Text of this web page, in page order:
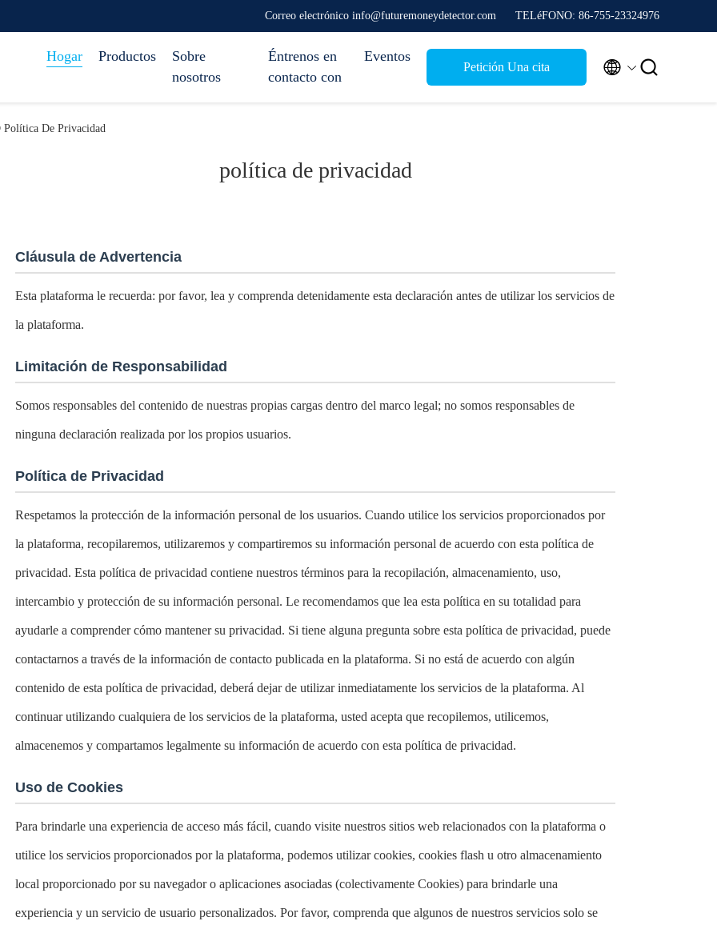
Correo electrónico info@futuremoneydetector.com TELéFONO: 86-755-23324976
Hogar Productos
Sobre
nosotros
Éntrenos en
contacto con
Eventos
Petición Una cita  
De Privacidad
política de privacidad
Cláusula de Advertencia
Esta plataforma le recuerda: por favor, lea y comprenda detenidamente esta declaración antes de utilizar los servicios de
la plataforma.
Limitación de Responsabilidad
Somos responsables del contenido de nuestras propias cargas dentro del marco legal; no somos responsables de
ninguna declaración realizada por los propios usuarios.
Política de Privacidad
Respetamos la protección de la información personal de los usuarios. Cuando utilice los servicios proporcionados por
la plataforma, recopilaremos, utilizaremos y compartiremos su información personal de acuerdo con esta política de
privacidad. Esta política de privacidad contiene nuestros términos para la recopilación, almacenamiento, uso,
intercambio y protección de su información personal. Le recomendamos que lea esta política en su totalidad para
ayudarle a comprender cómo mantener su privacidad. Si tiene alguna pregunta sobre esta política de privacidad, puede
contactarnos a través de la información de contacto publicada en la plataforma. Si no está de acuerdo con algún
contenido de esta política de privacidad, deberá dejar de utilizar inmediatamente los servicios de la plataforma. Al
continuar utilizando cualquiera de los servicios de la plataforma, usted acepta que recopilemos, utilicemos,
almacenemos y compartamos legalmente su información de acuerdo con esta política de privacidad.
Uso de Cookies
Para brindarle una experiencia de acceso más fácil, cuando visite nuestros sitios web relacionados con la plataforma o
utilice los servicios proporcionados por la plataforma, podemos utilizar cookies, cookies flash u otro almacenamiento
local proporcionado por su navegador o aplicaciones asociadas (colectivamente Cookies) para brindarle una
experiencia y un servicio de usuario personalizados. Por favor, comprenda que algunos de nuestros servicios solo se